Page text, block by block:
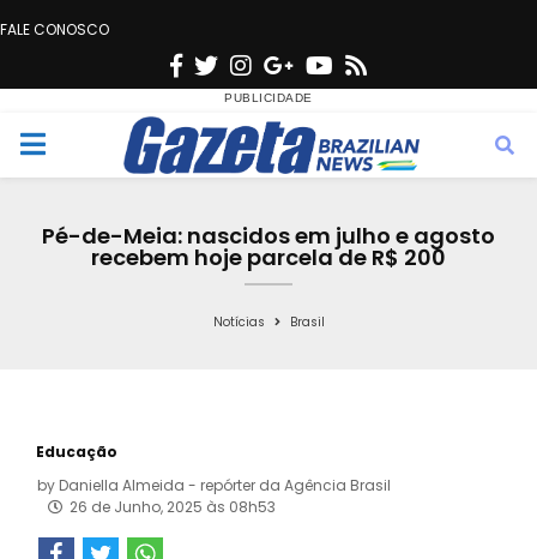
FALE CONOSCO
F
c
e
o
T
w
i
t
e
r
n
s
t
g
r
a
G
o
o
g
e
Y
u
t
b
s
M
Pé-de-Meia: nascidos em julho e agosto
recebem hoje parcela de R$ 200
Notícias Brasil
Educação
by Daniella Almeida - repórter da Agência Brasil
26 de Junho, 2025 às 08h53